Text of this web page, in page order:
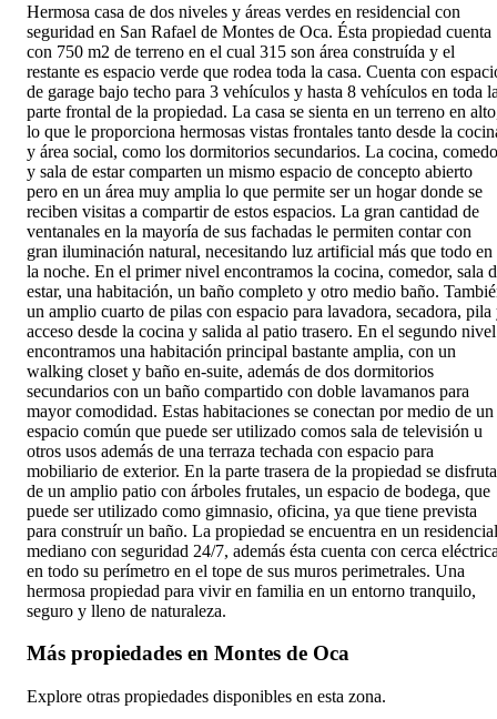
Hermosa casa de dos niveles y áreas verdes en residencial con
seguridad en San Rafael de Montes de Oca. Ésta propiedad cuenta
con 750 m2 de terreno en el cual 315 son área construída y el
restante es espacio verde que rodea toda la casa. Cuenta con
de garage bajo techo para 3 vehículos y hasta 8 vehículos en toda
parte frontal de la propiedad. La casa se sienta en un terreno en
lo que le proporciona hermosas vistas frontales tanto desde la
y área social, como los dormitorios secundarios. La cocina,
y sala de estar comparten un mismo espacio de concepto abierto
pero en un área muy amplia lo que permite ser un hogar donde se
reciben visitas a compartir de estos espacios. La gran cantidad de
ventanales en la mayoría de sus fachadas le permiten contar con
gran iluminación natural, necesitando luz artificial más que todo en
la noche. En el primer nivel encontramos la cocina, comedor, sala
estar, una habitación, un baño completo y otro medio baño.
un amplio cuarto de pilas con espacio para lavadora, secadora, pila
acceso desde la cocina y salida al patio trasero. En el segundo nivel
encontramos una habitación principal bastante amplia, con un
walking closet y baño en-suite, además de dos dormitorios
secundarios con un baño compartido con doble lavamanos para
mayor comodidad. Estas habitaciones se conectan por medio de un
espacio común que puede ser utilizado comos sala de televisión u
otros usos además de una terraza techada con espacio para
mobiliario de exterior. En la parte trasera de la propiedad se disfruta
de un amplio patio con árboles frutales, un espacio de bodega, que
puede ser utilizado como gimnasio, oficina, ya que tiene prevista
para construír un baño. La propiedad se encuentra en un residencial
mediano con seguridad 24/7, además ésta cuenta con cerca
en todo su perímetro en el tope de sus muros perimetrales. Una
hermosa propiedad para vivir en familia en un entorno tranquilo,
seguro y lleno de naturaleza.
Más propiedades en Montes de Oca
Explore otras propiedades disponibles en esta zona.